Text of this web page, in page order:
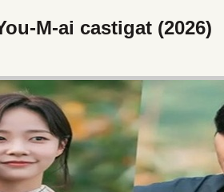
M-ai castigat (2026)